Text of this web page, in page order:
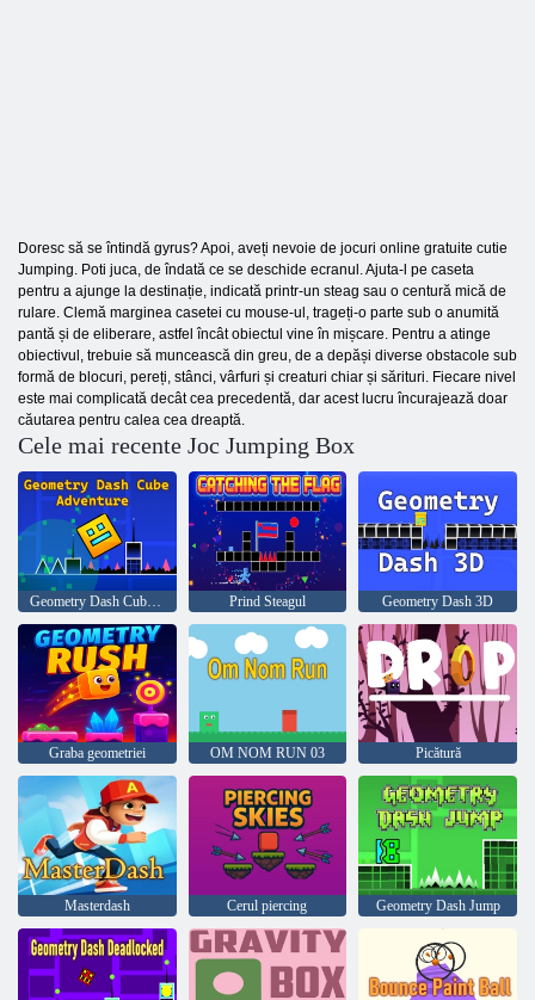
Doresc să se întindă gyrus? Apoi, aveți nevoie de jocuri online gratuite cutie
Jumping. Poti juca, de îndată ce se deschide ecranul. Ajuta-l pe caseta
pentru a ajunge la destinație, indicată printr-un steag sau o centură mică de
rulare. Clemă marginea casetei cu mouse-ul, trageți-o parte sub o anumită
pantă și de eliberare, astfel încât obiectul vine în mișcare. Pentru a atinge
obiectivul, trebuie să muncească din greu, de a depăși diverse obstacole sub
formă de blocuri, pereți, stânci, vârfuri și creaturi chiar și sărituri. Fiecare nivel
este mai complicată decât cea precedentă, dar acest lucru încurajează doar
căutarea pentru calea cea dreaptă.
Cele mai recente Joc Jumping Box
Prind Steagul Geometry Dash 3D
Graba geometriei OM NOM RUN 03 Picătură
Masterdash Cerul piercing Geometry Dash Jump